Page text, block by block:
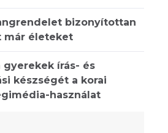
bizonyítottan
már életeket
gyerekek írás- és
készségét a korai
használat